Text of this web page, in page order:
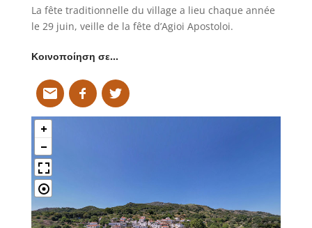
La fête traditionnelle du village a lieu chaque année
le 29 juin, veille de la fête d’Agioi Apostoloi.
Κοινοποίηση σε…